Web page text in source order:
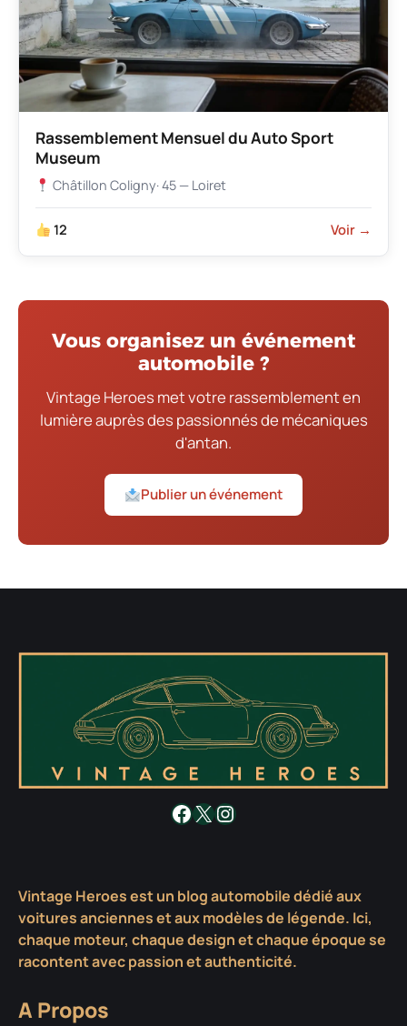
Rassemblement Mensuel du Auto Sport
Museum
Châtillon Coligny· 45 — Loiret
12 Voir →
Vous organisez un événement
automobile ?
Vintage Heroes met votre rassemblement en
lumière auprès des passionnés de mécaniques
d'antan.
Publier un événement
Facebook
X Instagram
Vintage Heroes est un blog automobile dédié aux
voitures anciennes et aux modèles de légende. Ici,
chaque moteur, chaque design et chaque époque se
racontent avec passion et authenticité.
A Propos